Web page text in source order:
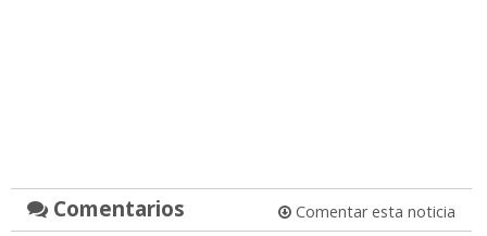
Comentarios Comentar esta noticia